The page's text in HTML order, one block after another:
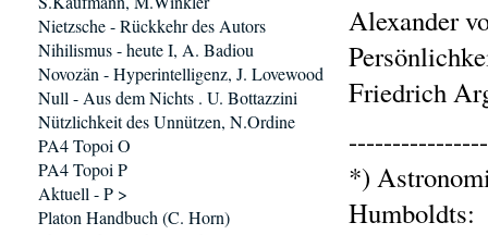
Alexander
Friedrich
*)
Humboldts:
Nietzsche - Rückkehr des Autors
Nihilismus - heute I, A. Badiou
Novozän - Hyperintelligenz, J. Lovewood
Null - Aus dem Nichts . U. Bottazzini
Nützlichkeit des Unnützen, N.Ordine
PA4 Topoi O
PA4 Topoi P
Aktuell - P >
Platon Handbuch (C. Horn)